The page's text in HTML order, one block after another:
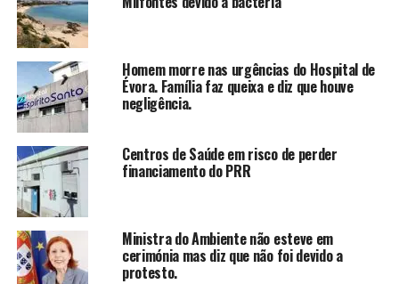
Homem morre nas urgências do Hospital de
Évora. Família faz queixa e diz que houve
negligência.
Centros de Saúde em risco de perder
financiamento do PRR
Ministra do Ambiente não esteve em
cerimónia mas diz que não foi devido a
protesto.